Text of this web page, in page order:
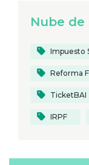
Nube
Impuesto
Reforma
TicketBAI
IRPF